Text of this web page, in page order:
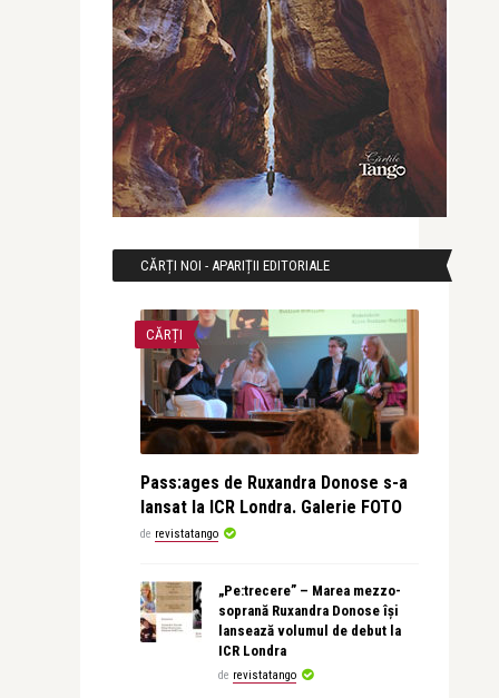
CĂRȚI NOI - APARIȚII EDITORIALE
CĂRȚI
Pass:ages de Ruxandra Donose s-a
lansat la ICR Londra. Galerie FOTO
de revistatango
„Pe:trecere” – Marea mezzo-
soprană Ruxandra Donose își
lansează volumul de debut la
ICR Londra
de revistatango